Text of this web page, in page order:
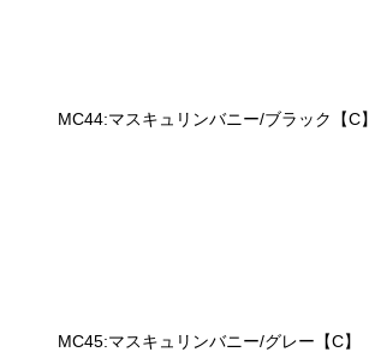
MC44:マスキュリンバニー/ブラック【C】
MC45:マスキュリンバニー/グレー【C】